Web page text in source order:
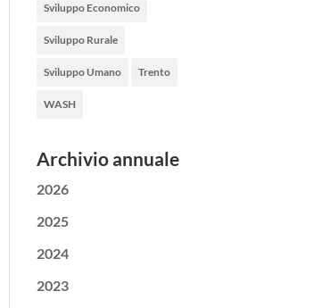
Sviluppo Economico
Sviluppo Rurale
Sviluppo Umano Trento
WASH
Archivio annuale
2026
2025
2024
2023